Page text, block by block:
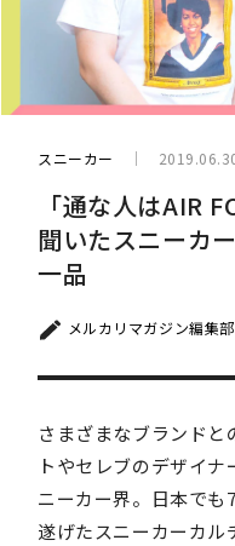
スニーカー
「通な人はAIR
聞いたスニーカ
一品
メルカリマガジン編集部
さまざまなブランドと
トやセレブのデザイ
ニーカー界。日本でも
遂げたスニーカーカル